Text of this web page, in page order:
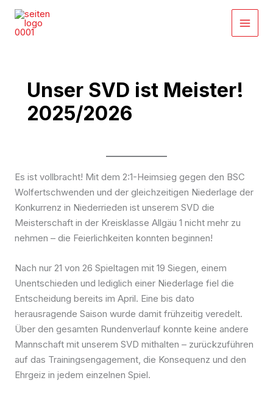
Zum
Inhalt
springen
Unser SVD ist Meister!
2025/2026
Es ist vollbracht! Mit dem 2:1-Heimsieg gegen den BSC
Wolfertschwenden und der gleichzeitigen Niederlage der
Konkurrenz in Niederrieden ist unserem SVD die
Meisterschaft in der Kreisklasse Allgäu 1 nicht mehr zu
nehmen – die Feierlichkeiten konnten beginnen!
Nach nur 21 von 26 Spieltagen mit 19 Siegen, einem
Unentschieden und lediglich einer Niederlage fiel die
Entscheidung bereits im April. Eine bis dato
herausragende Saison wurde damit frühzeitig veredelt.
Über den gesamten Rundenverlauf konnte keine andere
Mannschaft mit unserem SVD mithalten – zurückzuführen
auf das Trainingsengagement, die Konsequenz und den
Ehrgeiz in jedem einzelnen Spiel.